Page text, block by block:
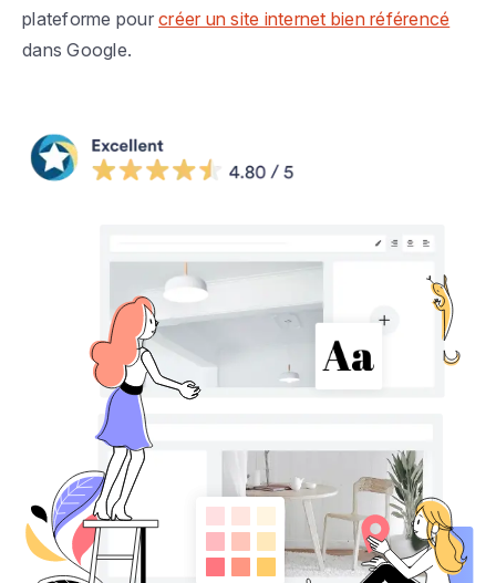
plateforme pour créer un site internet bien référencé
dans Google.